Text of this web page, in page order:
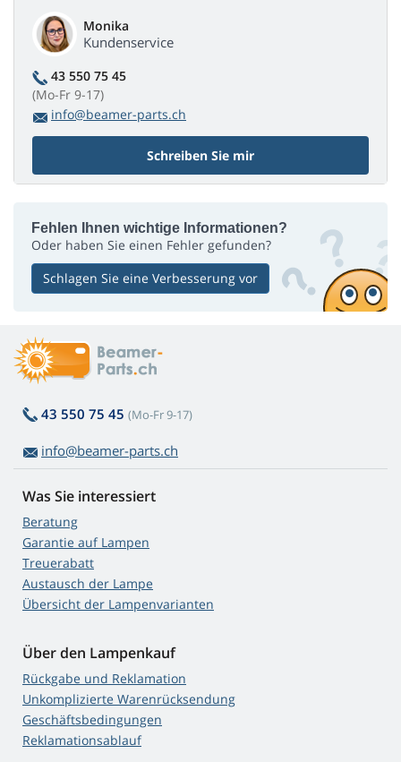
Monika
Kundenservice
43 550 75 45
(Mo-Fr 9-17)
info@beamer-parts.ch
Schreiben Sie mir
Fehlen Ihnen wichtige Informationen?
Oder haben Sie einen Fehler gefunden?
Schlagen Sie eine Verbesserung vor
43 550 75 45 (Mo-Fr 9-17)
info@beamer-parts.ch
Was Sie interessiert
Beratung
Garantie auf Lampen
Treuerabatt
Austausch der Lampe
Übersicht der Lampenvarianten
Über den Lampenkauf
Rückgabe und Reklamation
Unkomplizierte Warenrücksendung
Geschäftsbedingungen
Reklamationsablauf